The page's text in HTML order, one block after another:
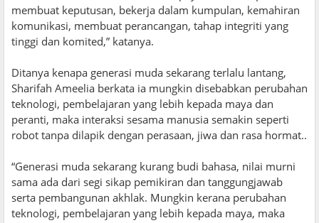
membuat keputusan, bekerja dalam kumpulan, kemahiran
komunikasi, membuat perancangan, tahap integriti yang
tinggi dan komited,” katanya.
Ditanya kenapa generasi muda sekarang terlalu lantang,
Sharifah Ameelia berkata ia mungkin disebabkan perubahan
teknologi, pembelajaran yang lebih kepada maya dan
peranti, maka interaksi sesama manusia semakin seperti
robot tanpa dilapik dengan perasaan, jiwa dan rasa hormat..
“Generasi muda sekarang kurang budi bahasa, nilai murni
sama ada dari segi sikap pemikiran dan tanggungjawab
serta pembangunan akhlak. Mungkin kerana perubahan
teknologi, pembelajaran yang lebih kepada maya, maka